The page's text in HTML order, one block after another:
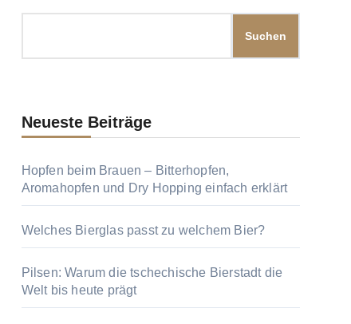
Suchen
Neueste Beiträge
Hopfen beim Brauen – Bitterhopfen,
Aromahopfen und Dry Hopping einfach erklärt
Welches Bierglas passt zu welchem Bier?
Pilsen: Warum die tschechische Bierstadt die
Welt bis heute prägt